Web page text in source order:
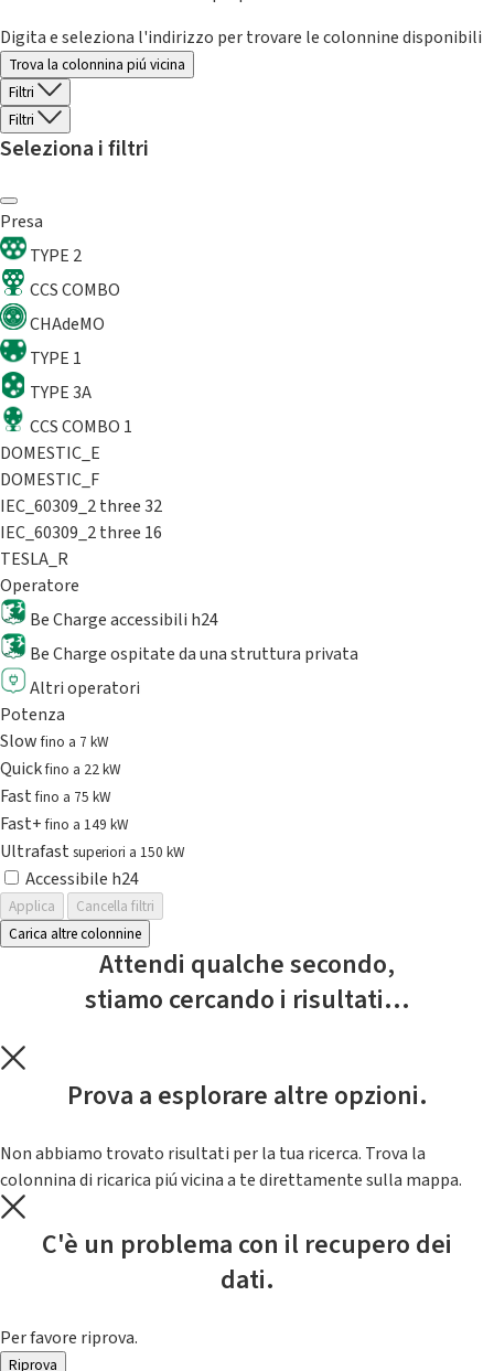
Digita e seleziona l'indirizzo per trovare le colonnine disponibili
Trova la colonnina piú vicina
Filtri
Filtri
Seleziona i filtri
Presa
TYPE 2
CCS COMBO
CHAdeMO
TYPE 1
TYPE 3A
CCS COMBO 1
DOMESTIC_E
DOMESTIC_F
IEC_60309_2 three 32
IEC_60309_2 three 16
TESLA_R
Operatore
Be Charge accessibili h24
Be Charge ospitate da una struttura privata
Altri operatori
Potenza
Slowfino a 7 kW
Quickfino a 22 kW
Fastfino a 75 kW
Fast+fino a 149 kW
Ultrafast superiori a 150 kW
Accessibile h24
Applica
Cancella filtri
Carica altre colonnine
Attendi qualche secondo,
stiamo cercando i risultati...
Prova a esplorare altre opzioni.
Non abbiamo trovato risultati per la tua ricerca. Trova la
colonnina di ricarica piú vicina a te direttamente sulla mappa.
C'è un problema con il recupero dei
dati.
Per favore riprova.
Riprova